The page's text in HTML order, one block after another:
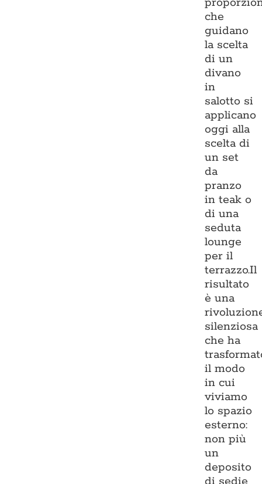
che
guidano
la scelta
di un
divano
in
salotto si
applicano
oggi alla
scelta di
un set
da
pranzo
in teak o
di una
seduta
lounge
per il
terrazzo.Il
risultato
è una
silenziosa
che ha
il modo
in cui
viviamo
lo spazio
esterno:
non più
un
deposito